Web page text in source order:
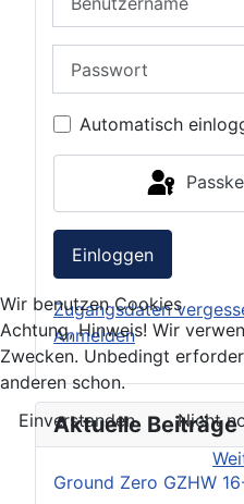
Automatisch
Einloggen
Zugangsdaten
Anmelden
Aktuelle Beiträge
Ground Zero GZHW
Wir benutzen Cookies
Achtung, Hinweis! Wir
Zwecken. Unbedingt
anderen schon.
Einverstanden
Nicht